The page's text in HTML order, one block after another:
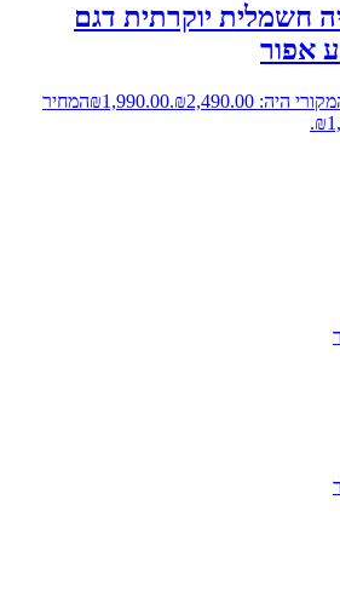
חשמלית יוקרתית דגם
אפור
היה: ₪2,490.00. ₪1,990.00
המחיר